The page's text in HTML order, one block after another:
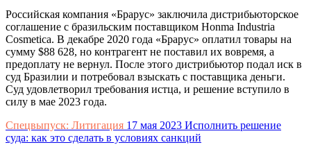
Российская компания «Брарус» заключила дистрибьюторское
соглашение с бразильским поставщиком Honma Industria
Cosmetica. В декабре 2020 года «Брарус» оплатил товары на
сумму $88 628, но контрагент не поставил их вовремя, а
предоплату не вернул. После этого дистрибьютор подал иск в
суд Бразилии и потребовал взыскать с поставщика деньги.
Суд удовлетворил требования истца, и решение вступило в
силу в мае 2023 года.
Спецвыпуск: Литигация 17 мая 2023 Исполнить решение
суда: как это сделать в условиях санкций